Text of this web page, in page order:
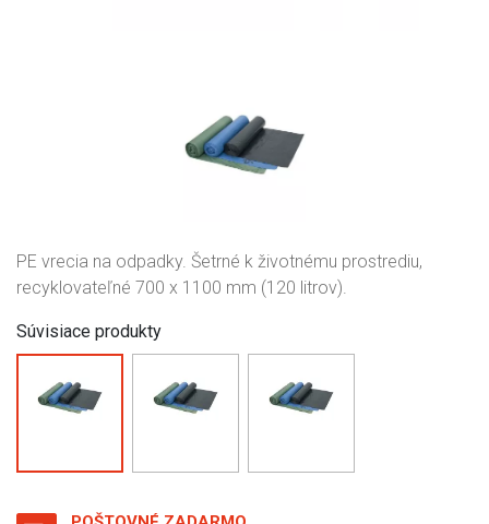
PE vrecia na odpadky. Šetrné k životnému prostrediu,
recyklovateľné 700 x 1100 mm (120 litrov).
Súvisiace produkty